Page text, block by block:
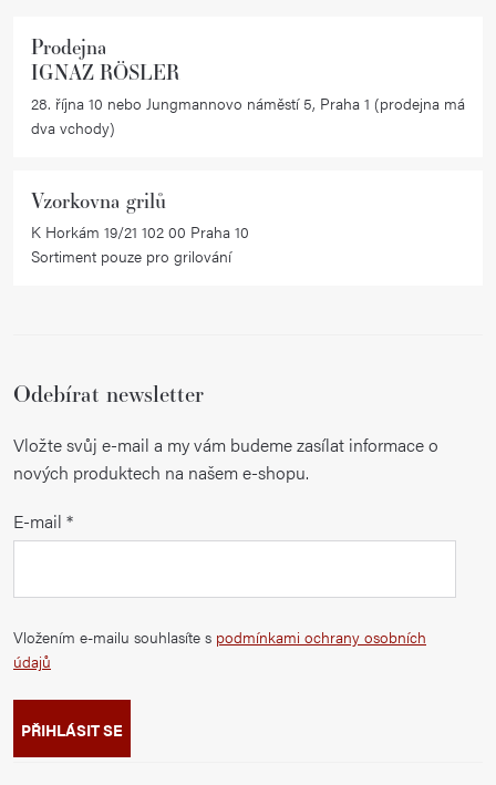
Prodejna
IGNAZ RÖSLER
28. října 10 nebo Jungmannovo náměstí 5, Praha 1 (prodejna má
dva vchody)
Vzorkovna grilů
K Horkám 19/21 102 00 Praha 10
Sortiment pouze pro grilování
Odebírat newsletter
Vložte svůj e-mail a my vám budeme zasílat informace o
nových produktech na našem e-shopu.
E-mail
Vložením e-mailu souhlasíte s podmínkami ochrany osobních
údajů
PŘIHLÁSIT SE